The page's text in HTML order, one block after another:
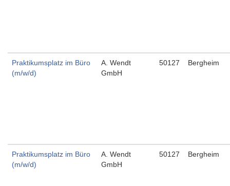
Praktikumsplatz im Büro
(m/w/d)
A. Wendt
GmbH
50127 Bergheim
Praktikumsplatz im Büro
(m/w/d)
A. Wendt
GmbH
50127 Bergheim